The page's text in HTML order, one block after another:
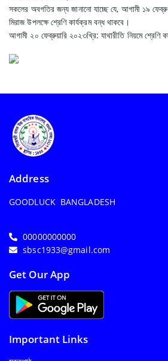
সকলের অবগতির জন্য জানানো যাচ্ছে যে, আগামী ১৯
মিরাজ উপলক্ষে শ্রেণি কার্যক্রম বন্ধ থাকবে।
আগামী ২০ ফেব্রুয়ারি ২০২৩খ্রি: যাথারীতি নিয়মে শ্রেণি
Address
GOODLUCK BANGLADESH
00000000000
sbsc1933@gmail.com
Get Our App
Important Links